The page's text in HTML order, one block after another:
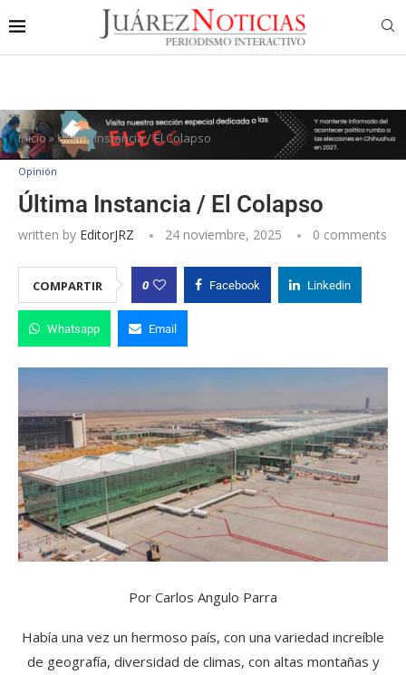
Inicio»Última Instancia / El Colapso
Opinión
Última Instancia / El Colapso
written by EditorJRZ 24 noviembre, 2025 0 comments
COMPARTIR 0 Facebook Linkedin
Whatsapp Email
Por Carlos Angulo Parra
Había una vez un hermoso país, con una variedad increíble
de geografía, diversidad de climas, con altas montañas y